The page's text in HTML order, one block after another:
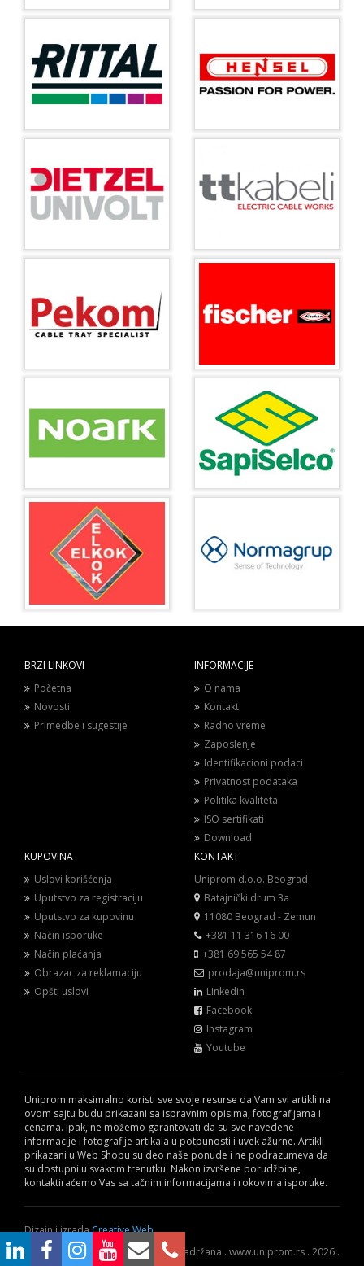
BRZI LINKOVI
Početna
Novosti
Primedbe i sugestije
INFORMACIJE
O nama
Kontakt
Radno vreme
Zaposlenje
Identifikacioni podaci
Privatnost podataka
Politika kvaliteta
ISO sertifikati
Download
KUPOVINA
Uslovi korišćenja
Uputstvo za registraciju
Uputstvo za kupovinu
Način isporuke
Način plaćanja
Obrazac za reklamaciju
Opšti uslovi
KONTAKT
Uniprom d.o.o. Beograd
Batajnički drum 3a
11080 Beograd - Zemun
+381 11 316 16 00
+381 69 565 54 87
prodaja@uniprom.rs
Linkedin
Facebook
Instagram
Youtube
Uniprom maksimalno koristi sve svoje resurse da Vam svi artikli na
ovom sajtu budu prikazani sa ispravnim opisima, fotografijama i
cenama. Ipak, ne možemo garantovati da su sve navedene
informacije i fotografije artikala u potpunosti i uvek ažurne. Artikli
prikazani u Web Shopu su deo naše ponude i ne podrazumeva da
su dostupni u svakom trenutku. Nakon izvršene porudžbine,
kontaktiraćemo Vas sa tačnim informacijama i rokovima isporuke.
Dizajn i izradaCreative Web
© Sva prava zadržana . www.uniprom.rs . 2026 .